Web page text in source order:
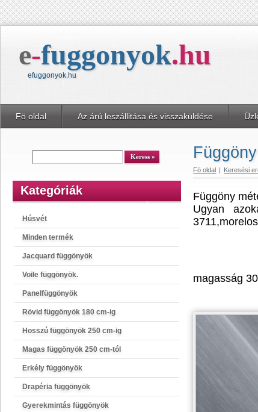
e-fuggonyok.hu
efuggonyok.hu
Fö oldal Az árú leszállitása és visszaküldése
Kategóriák
Húsvét
Minden termék
Jacquard függönyök
Voile függönyök.
Panelfüggönyök
Rövid függönyök 180 cm-ig
Hosszú függönyök 250 cm-ig
Magas függönyök 250 cm-tól
Erkély függönyök
Drapéria függönyök
Gyerekmintás függönyök
Fö oldal | Keresési
Függöny
Ugyan
magasság